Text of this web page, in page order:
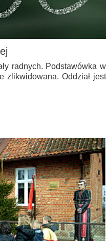
radnych. Podstawówka w
zlikwidowana. Oddział jest